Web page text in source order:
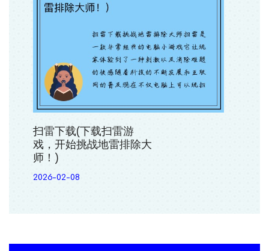
扫雷下载(下载扫雷游
戏，开始挑战地雷排除大
师！)
2026-02-08